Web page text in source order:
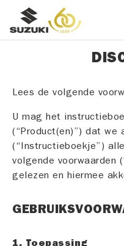
Lees de volgende
U mag het
(“Product(en)”) dat we
(“Instructieboekje”)
volgende voorwaarden
gelezen en hiermee
1. Toepassing